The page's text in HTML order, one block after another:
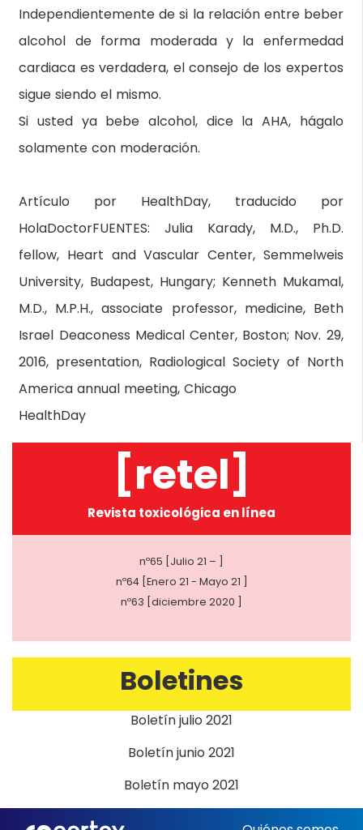
Independientemente de si la relación entre beber
alcohol de forma moderada y la enfermedad
cardiaca es verdadera, el consejo de los expertos
sigue siendo el mismo.
Si usted ya bebe alcohol, dice la AHA, hágalo
solamente con moderación.
Artículo por HealthDay, traducido por
HolaDoctorFUENTES: Julia Karady, M.D., Ph.D.
fellow, Heart and Vascular Center, Semmelweis
University, Budapest, Hungary; Kenneth Mukamal,
M.D., M.P.H., associate professor, medicine, Beth
Israel Deaconess Medical Center, Boston; Nov. 29,
2016, presentation, Radiological Society of North
America annual meeting, Chicago
HealthDay
[retel]
Revista toxicológica en línea
nº65 [Julio 21 – ]
nº64 [Enero 21 - Mayo 21 ]
nº63 [diciembre 2020 ]
Boletines
Boletín julio 2021
Boletín junio 2021
Boletín mayo 2021